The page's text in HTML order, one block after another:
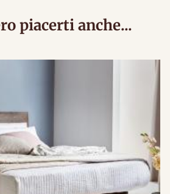
piacerti anche...